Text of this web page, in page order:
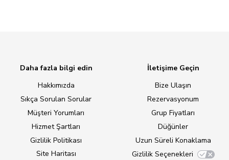
Daha fazla bilgi edin
Hakkımızda
Sıkça Sorulan Sorular
Müşteri Yorumları
Hizmet Şartları
Gizlilik Politikası
Site Haritası
İletişime Geçin
Bize Ulaşın
Rezervasyonum
Grup Fiyatları
Düğünler
Uzun Süreli Konaklama
Gizlilik Seçenekleri